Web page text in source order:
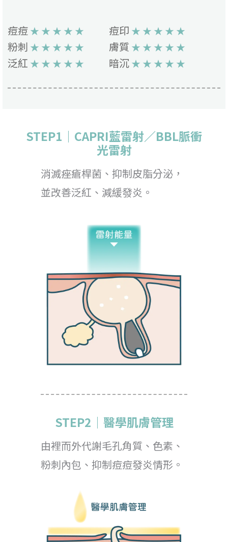
痘痘★ ★ ★ ★ ★
粉刺 ★ ★ ★ ★ ★
泛紅 ★ ★ ★ ★ ★
痘印 ★ ★ ★ ★ ★
膚質 ★ ★ ★ ★ ★
暗沉★ ★ ★ ★ ★
STEP1｜CAPRI藍雷射／BBL脈衝
光雷射
消滅痤瘡桿菌、抑制皮脂分泌，
並改善泛紅、減緩發炎。
STEP2｜醫學肌膚管理
由裡而外代謝毛孔角質、色素、
粉刺內包、抑制痘痘發炎情形。